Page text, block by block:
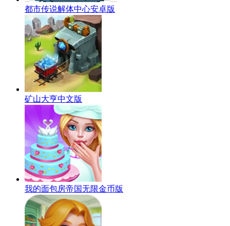
都市传说解体中心安卓版
矿山大亨中文版
我的面包房帝国无限金币版